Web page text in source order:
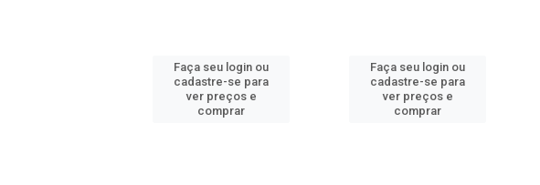
Faça seu login ou
cadastre-se para
ver preços e
comprar
Faça seu login ou
cadastre-se para
ver preços e
comprar